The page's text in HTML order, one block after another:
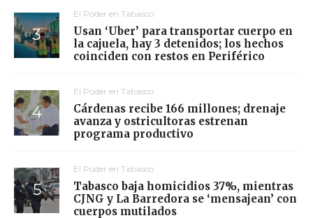
El Poder en Tabasco
Usan ‘Uber’ para transportar cuerpo en
la cajuela, hay 3 detenidos; los hechos
coinciden con restos en Periférico
El Poder en Tabasco
Cárdenas recibe 166 millones; drenaje
avanza y ostricultoras estrenan
programa productivo
El Poder en Tabasco
Tabasco baja homicidios 37%, mientras
CJNG y La Barredora se ‘mensajean’ con
cuerpos mutilados